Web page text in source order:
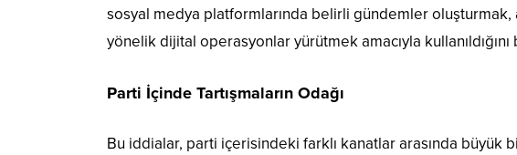
sosyal medya platformlarında belirli gündemler oluşturmak,
yönelik dijital operasyonlar yürütmek amacıyla kullanıldığını
Parti İçinde Tartışmaların Odağı
Bu iddialar, parti içerisindeki farklı kanatlar arasında büyük